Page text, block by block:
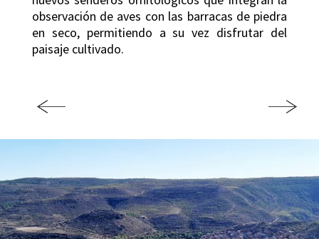
observación de aves con las barracas de piedra
en seco, permitiendo a su vez disfrutar del
paisaje cultivado.